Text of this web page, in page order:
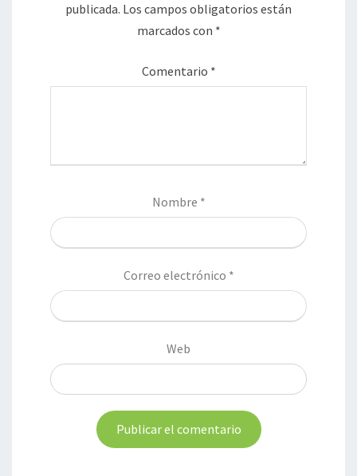
publicada. Los campos obligatorios están
marcados con *
Comentario *
Nombre *
Correo electrónico *
Web